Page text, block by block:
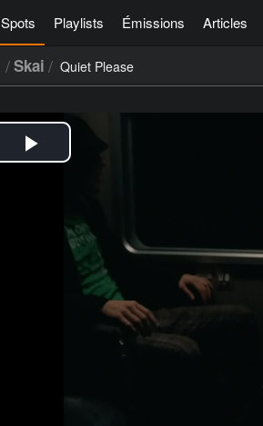
Spots Playlists Émissions Articles
/Skai / Quiet Please